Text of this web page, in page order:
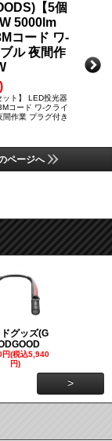
【5個
5000lm
コード ワ-
ル 夜間作
ット】 LED投光器
コード ワ-クライ
間作業 プラグ付き
ページへ
グッズ(G
円(税込5,940
円)
>